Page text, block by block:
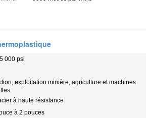
000 psi
exploitation minière, agriculture et machines
à haute résistance
à 2 pouces